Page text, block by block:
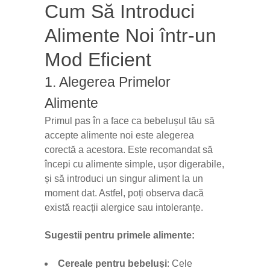
Cum Să Introduci
Alimente Noi într-un
Mod Eficient
1. Alegerea Primelor
Alimente
Primul pas în a face ca bebelușul tău să
accepte alimente noi este alegerea
corectă a acestora. Este recomandat să
începi cu alimente simple, ușor digerabile,
și să introduci un singur aliment la un
moment dat. Astfel, poți observa dacă
există reacții alergice sau intoleranțe.
Sugestii pentru primele alimente:
Cereale pentru bebeluși: Cele